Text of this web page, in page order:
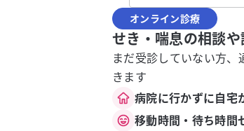
オンライン診療
せき・喘息の相談
まだ受診していない方
きます
病院に行かずに自宅
移動時間・待ち時間